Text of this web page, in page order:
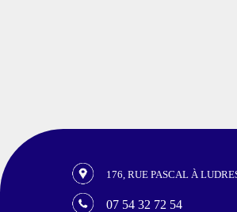
176, RUE PASCAL À
07 54 32 72 54